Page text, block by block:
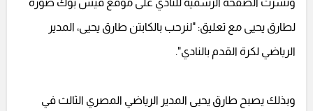
ونشرت الصفحة الرسمية للنادي على موقع فيس بوك صورة
لطارق يحيى مع تعليق: "لنرحب بالكابتن طارق يحيى، المدير
الرياضي لكرة القدم بالنادي".
وبذلك يصبح طارق يحيى المدير الرياضي المصري الثالث في